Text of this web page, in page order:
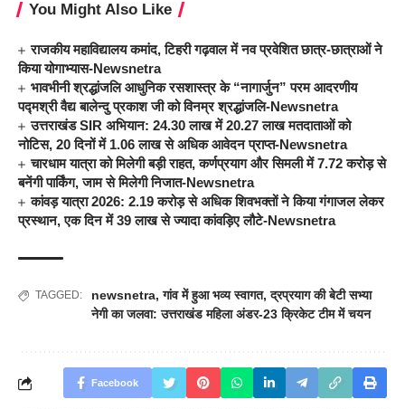
You Might Also Like
राजकीय महाविद्यालय कमांद, टिहरी गढ़वाल में नव प्रवेशित छात्र-छात्राओं ने
किया योगाभ्यास-Newsnetra
भावभीनी श्रद्धांजलि आधुनिक रसशास्त्र के “नागार्जुन” परम आदरणीय
पद्मश्री वैद्य बालेन्दु प्रकाश जी को विनम्र श्रद्धांजलि-Newsnetra
उत्तराखंड SIR अभियान: 24.30 लाख में 20.27 लाख मतदाताओं को
नोटिस, 20 दिनों में 1.06 लाख से अधिक आवेदन प्राप्त-Newsnetra
चारधाम यात्रा को मिलेगी बड़ी राहत, कर्णप्रयाग और सिमली में 7.72 करोड़ से
बनेंगी पार्किंग, जाम से मिलेगी निजात-Newsnetra
कांवड़ यात्रा 2026: 2.19 करोड़ से अधिक शिवभक्तों ने किया गंगाजल लेकर
प्रस्थान, एक दिन में 39 लाख से ज्यादा कांवड़िए लौटे-Newsnetra
TAGGED: newsnetra,गांव में हुआ भव्य स्वागत,द्रप्रयाग की बेटी सभ्या
नेगी का जलवा: उत्तराखंड महिला अंडर-23 क्रिकेट टीम में चयन
Facebook